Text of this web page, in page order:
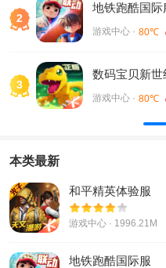
2
地铁跑酷国际
游戏中心 · 80℃
3
数码宝贝新世
游戏中心 · 80℃
本类最新
和平精英体验服
游戏中心 · 1996.21M
地铁跑酷国际服